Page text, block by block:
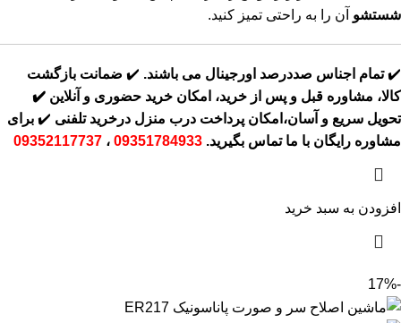
شستشو آن را به راحتی تمیز کنید.
✔️تمام اجناس صددرصد اورجینال می باشند. ✔️ ضمانت بازگشت
کالا، مشاوره قبل و پس از خرید، امکان خرید حضوری و آنلاین ✔️
تحویل سریع و آسان،امکان پرداخت درب منزل درخرید تلفنی ✔️ برای
مشاوره رایگان با ما تماس بگیرید. 09351784933 ، 09352117737
افزودن به سبد خرید
-17%